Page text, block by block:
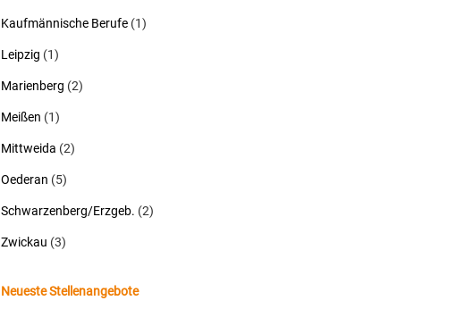
Kaufmännische Berufe (1)
Leipzig (1)
Marienberg (2)
Meißen (1)
Mittweida (2)
Oederan (5)
Schwarzenberg/Erzgeb. (2)
Zwickau (3)
Neueste Stellenangebote